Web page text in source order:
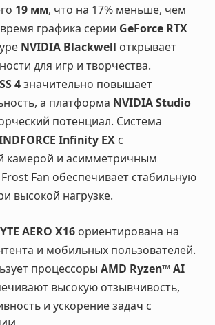
19 мм, что на 17% меньше, чем
графика серии GeForce RTX
NVIDIA Blackwell открывает
для игр и творчества.
4значительно повышает
а платформа NVIDIA Studio
потенциал. Система
Infinity EX с
камерой и асимметричным
Fan обеспечивает стабильную
высокой нагрузке.
AERO X16 ориентирована на
и мобильных пользователей.
процессоры AMD Ryzen™ AI
высокую отзывчивость,
и ускорение задач с